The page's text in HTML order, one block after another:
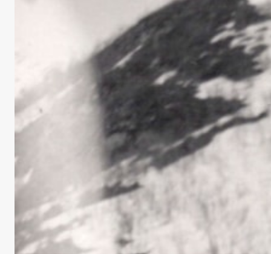
Liv Signe Kroken testamenterte
huset sitt til LHL
LHL skulle få en stor betydning i livet til Liv Signe og
ektemannen Karl. Her er historien skrevet av hennes
grandnevø Bjørn Thode Jakhelln Hemmingsen.